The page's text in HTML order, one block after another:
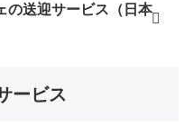
の送迎サービス（日本
ービス